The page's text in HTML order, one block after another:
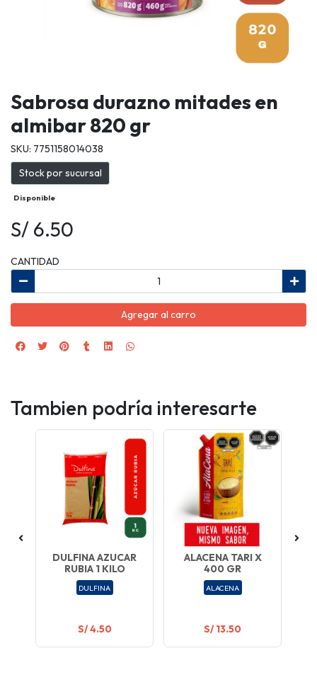
Sabrosa durazno mitades en
almibar 820 gr
SKU: 7751158014038
Stock por sucursal
Disponible
S/ 6.50
CANTIDAD
Agregar al carro
Tambien podría interesarte
DULFINA AZUCAR
RUBIA 1 KILO
DULFINA
S/ 4.50
ALACENA TARI X
400 GR
ALACENA
S/ 13.50